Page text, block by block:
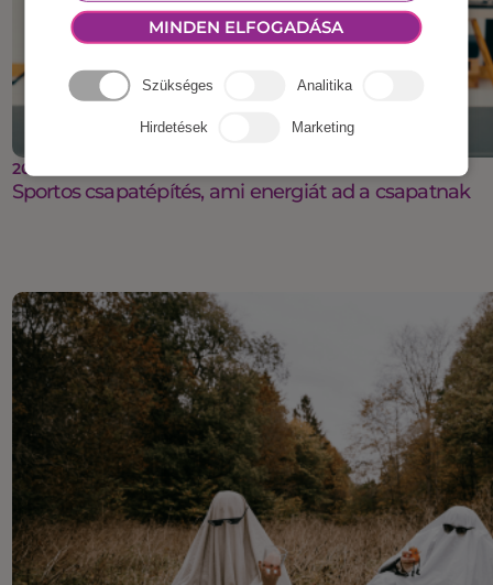
2025 október 27.
Sportos csapatépítés, ami energiát ad a csapatnak
MINDEN ELFOGADÁSA
Szükséges Analitika
Hirdetések Marketing